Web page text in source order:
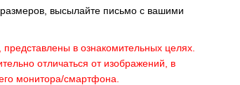
высылайте письмо c вашими
в ознакомительных целях.
отличаться от изображений, в
монитора/смартфона.